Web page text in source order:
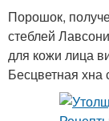
Порошок,
стеблей
для кожи лица
Бесцветная хна